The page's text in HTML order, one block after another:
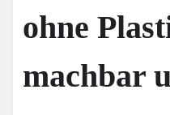
ohne
machbar